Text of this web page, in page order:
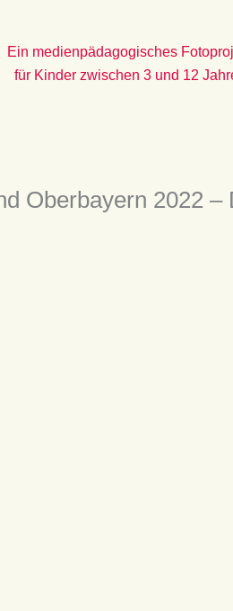
Ein medienpädagogisches
für Kinder zwischen 3 und 12
Oberbayern 2022